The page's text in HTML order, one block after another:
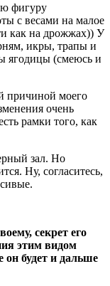
фигуру
с весами на малое
как на дрожжах)) У
икры, трапы и
ягодицы (смеюсь и
причиной моего
очень
рамки того, как
зал. Но
Ну, согласитесь,
секрет его
этим видом
он будет и дальше